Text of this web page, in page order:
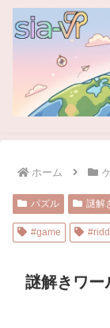
ホーム
パズル 謎解
#game
謎解きワー